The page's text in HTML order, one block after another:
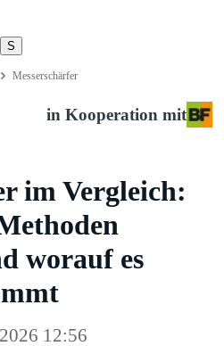
Messerschärfer
in Kooperation mit
im Vergleich:
worauf es
12:56